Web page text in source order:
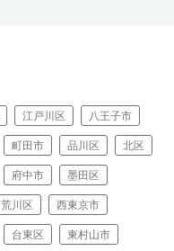
江戸川区 八王子市
町田市 品川区 北区
府中市 墨田区
荒川区 西東京市
台東区 東村山市